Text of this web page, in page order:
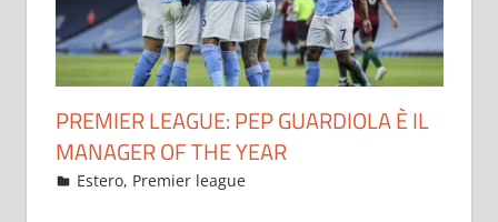
PREMIER LEAGUE: PEP GUARDIOLA È IL
MANAGER OF THE YEAR
Maggio 25, 2021
admin
Estero, Premier league